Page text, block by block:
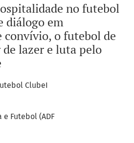
no futebol
diálogo em
convívio, o futebol de
lazer e luta pelo
ClubeI
e Futebol (ADF